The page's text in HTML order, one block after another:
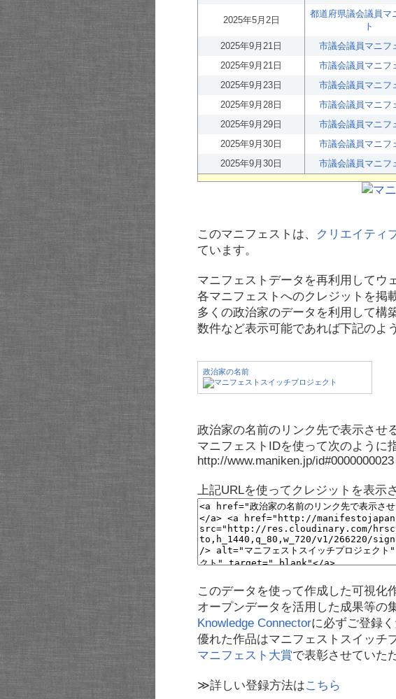
2025年5月2日
都道府県議会議員マ
ト
2025年9月21日 市議会議員マニフ
2025年9月21日
市議会議員マニフ
2025年9月23日
市議会議員マニフ
2025年9月28日
市議会議員マニフ
2025年9月29日
市議会議員マニフ
2025年9月30日
市議会議員マニフ
2025年9月30日
市議会議員マニフ
このマニフェストは、 クリエイティ
ています。
マニフェストデータを再利用してウ
各マニフェストへのクレジットを掲
多くの政治家のデータを利用して構
数件など表示可能であれば下記のよ
政治家の名前
政治家の名前のリンク先で表示させ
マニフェストIDを使って次のように
http://www.maniken.jp/id#0000000023
上記URLを使ってクレジットを表示
このデータを使って作成した可視化
オープンデータを活用した成果等の
Knowledge Connectorに必ずご登録く
優れた作品はマニフェストスイッチ
マニフェスト大賞で表彰させていた
≫詳しい登録方法はこちら